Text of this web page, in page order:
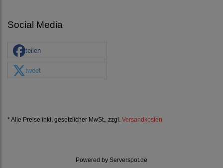
Social Media
teilen
tweet
* Alle Preise inkl. gesetzlicher MwSt., zzgl. Versandkosten
Powered by Serverspot.de